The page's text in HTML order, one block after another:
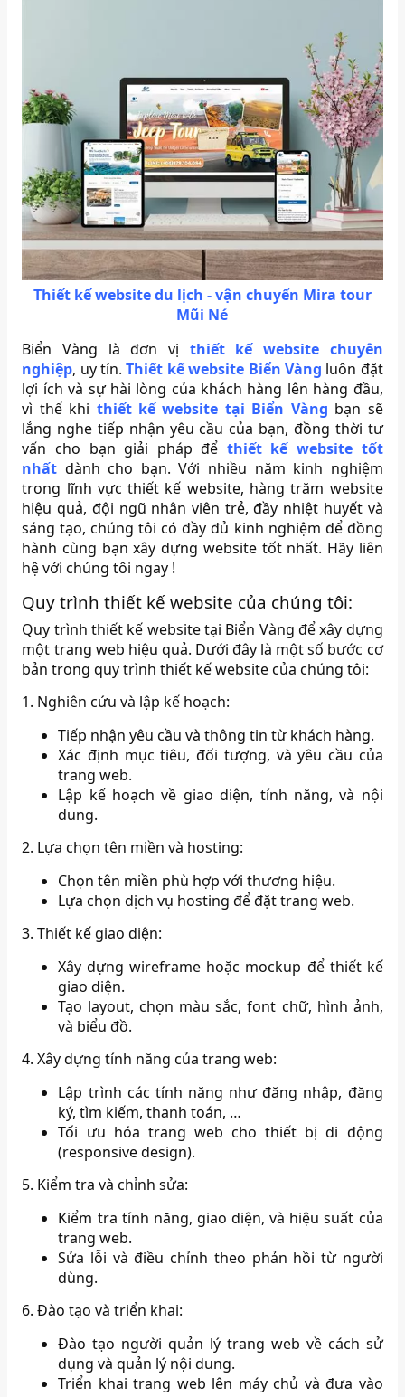
Thiết kế website du lịch - vận chuyển Mira tour
Mũi Né
Biển Vàng là đơn vị thiết kế website chuyên
nghiệp, uy tín.Thiết kế website Biển Vàng luôn đặt
lợi ích và sự hài lòng của khách hàng lên hàng đầu,
vì thế khi thiết kế website tại Biển Vàng bạn sẽ
lắng nghe tiếp nhận yêu cầu của bạn, đồng thời tư
vấn cho bạn giải pháp để thiết kế website tốt
nhất dành cho bạn. Với nhiều năm kinh nghiệm
trong lĩnh vực thiết kế website, hàng trăm website
hiệu quả, đội ngũ nhân viên trẻ, đầy nhiệt huyết và
sáng tạo, chúng tôi có đầy đủ kinh nghiệm để đồng
hành cùng bạn xây dựng website tốt nhất. Hãy liên
hệ với chúng tôi ngay !
Quy trình thiết kế website của chúng tôi:
Quy trình thiết kế website tại Biển Vàng để xây dựng
một trang web hiệu quả. Dưới đây là một số bước cơ
bản trong quy trình thiết kế website của chúng tôi:
1. Nghiên cứu và lập kế hoạch:
Tiếp nhận yêu cầu và thông tin từ khách hàng.
Xác định mục tiêu, đối tượng, và yêu cầu của
trang web.
Lập kế hoạch về giao diện, tính năng, và nội
dung.
2. Lựa chọn tên miền và hosting:
Chọn tên miền phù hợp với thương hiệu.
Lựa chọn dịch vụ hosting để đặt trang web.
3. Thiết kế giao diện:
Xây dựng wireframe hoặc mockup để thiết kế
giao diện.
Tạo layout, chọn màu sắc, font chữ, hình ảnh,
và biểu đồ.
4. Xây dựng tính năng của trang web:
Lập trình các tính năng như đăng nhập, đăng
ký, tìm kiếm, thanh toán, …
Tối ưu hóa trang web cho thiết bị di động
(responsive design).
5. Kiểm tra và chỉnh sửa:
Kiểm tra tính năng, giao diện, và hiệu suất của
trang web.
Sửa lỗi và điều chỉnh theo phản hồi từ người
dùng.
6. Đào tạo và triển khai:
Đào tạo người quản lý trang web về cách sử
dụng và quản lý nội dung.
Triển khai trang web lên máy chủ và đưa vào